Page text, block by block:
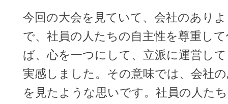
今回の大会を見ていて、会社のあり
で、社員の人たちの自主性を尊重し
ば、心を一つにして、立派に運営し
実感しました。その意味では、会社
を見たような思いです。社員の人た